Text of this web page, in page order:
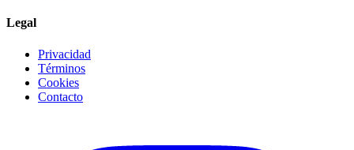
Legal
Privacidad
Términos
Cookies
Contacto